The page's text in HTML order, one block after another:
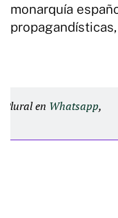
monarquía
Plural en Whatsapp,